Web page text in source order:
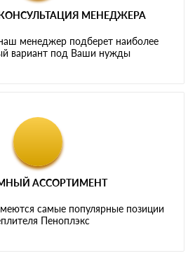
МЕНЕДЖЕРА
менеджер подберет наиболее
вариант под Ваши нужды
АССОРТИМЕНТ
самые популярные позиции
Пеноплэкс